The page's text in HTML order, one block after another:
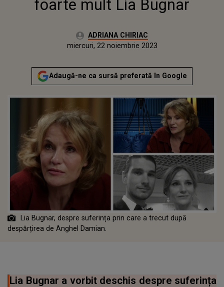
foarte mult Lia Bugnar
Autor:ADRIANA CHIRIAC
miercuri, 22 noiembrie 2023
Actualizat:
miercuri, 22 noiembrie 2023
Adaugă-ne ca sursă preferată în Google
Lia Bugnar, despre suferința prin care a trecut după
despărțirea de Anghel Damian.
Lia Bugnar a vorbit deschis despre suferința